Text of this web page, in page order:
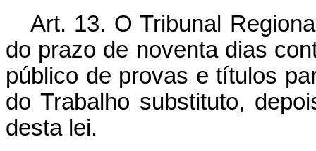
Art. 13. O Tribunal
do prazo de noventa dias
público de provas e títulos
do Trabalho substituto,
desta lei.